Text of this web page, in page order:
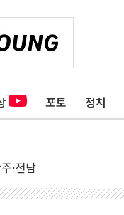
포토 정치
·전남